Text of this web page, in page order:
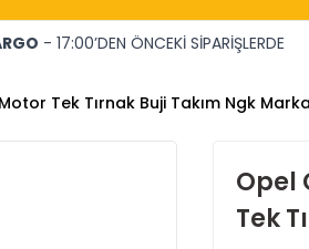
- 17:00’DEN ÖNCEKİ SİPARİŞLERDE
Tek Tırnak Buji Takım Ngk Marka
Opel
Tek